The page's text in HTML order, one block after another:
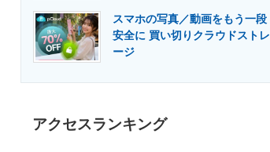
スマホの写真／動画をもう一段
安全に 買い切りクラウドストレ
ージ
アクセスランキング